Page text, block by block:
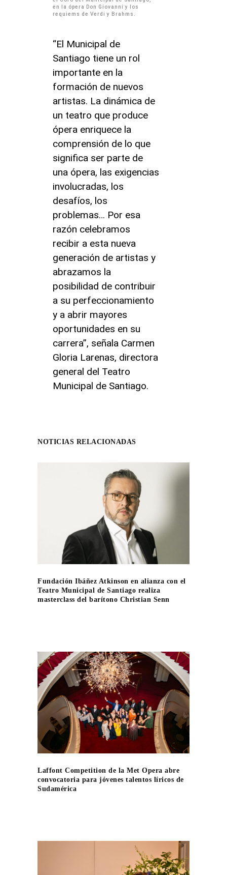
en la ópera Don Giovanni y los
requiems de Verdi y Brahms.
“El Municipal de
Santiago tiene un rol
importante en la
formación de nuevos
artistas. La dinámica de
un teatro que produce
ópera enriquece la
comprensión de lo que
significa ser parte de
una ópera, las exigencias
involucradas, los
desafíos, los
problemas… Por esa
razón celebramos
recibir a esta nueva
generación de artistas y
abrazamos la
posibilidad de contribuir
a su perfeccionamiento
y a abrir mayores
oportunidades en su
carrera”, señala Carmen
Gloria Larenas, directora
general del Teatro
Municipal de Santiago.
NOTICIAS RELACIONADAS
Fundación Ibáñez Atkinson en alianza con el
Teatro Municipal de Santiago realiza
masterclass del barítono Christian Senn
Laffont Competition de la Met Opera abre
convocatoria para jóvenes talentos líricos de
Sudamérica